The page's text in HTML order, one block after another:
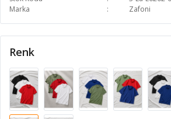
Marka
Zafoni
Renk